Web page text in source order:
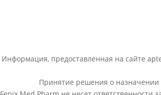
Информация, предоставленная на сайте
Принятие решения о назначении